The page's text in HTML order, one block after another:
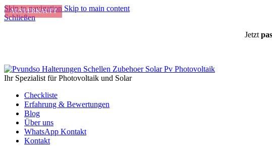
Skip to navigation Skip to main content
Schließen
Jetzt
Ihr Spezialist für Photovoltaik und Solar
Checkliste
Erfahrung & Bewertungen
Blog
Über uns
WhatsApp Kontakt
Kontakt
AUSVERKAUFT